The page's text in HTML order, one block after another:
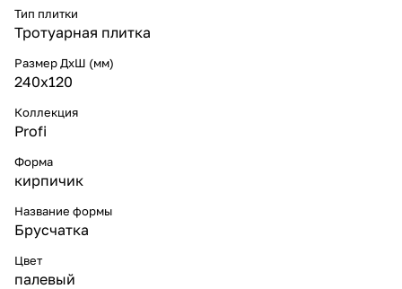
Тип плитки
Тротуарная плитка
Размер ДхШ (мм)
240x120
Коллекция
Profi
Форма
кирпичик
Название формы
Брусчатка
Цвет
палевый